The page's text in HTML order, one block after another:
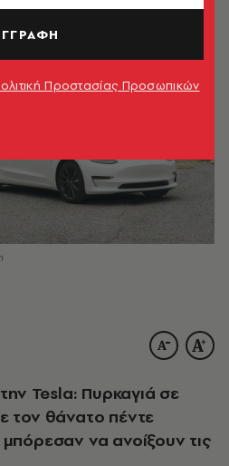
Tesla: Πυρκαγιά σε
τον θάνατο πέντε
να ανοίξουν τις
Προστασίας Προσωπικών